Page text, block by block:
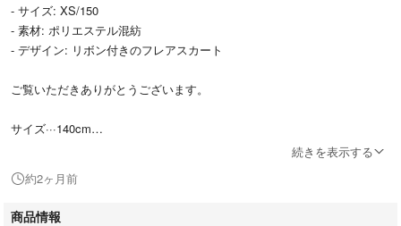
- サイズ: XS/150
- 素材: ポリエステル混紡
- デザイン: リボン付きのフレアスカート
ご覧いただきありがとうございます。
サイズ···140cm
続きを表示する
約2ヶ月前
商品情報